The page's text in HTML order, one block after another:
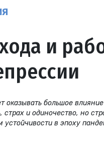
и
оказывать большое
страх и одиночество, но
устойчивости в эпоху